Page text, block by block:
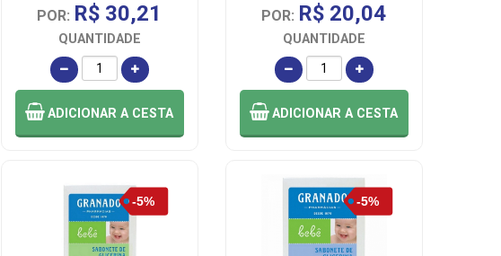
POR: R$ 30,21
QUANTIDADE
ADICIONARA CESTA
POR: R$ 20,04
QUANTIDADE
ADICIONARA CESTA